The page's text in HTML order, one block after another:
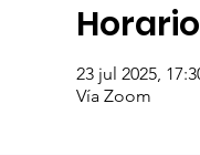
23 jul 2025,
Vía Zoom